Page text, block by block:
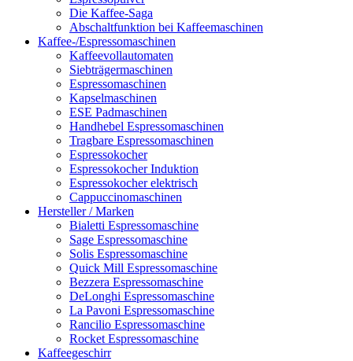
Die Kaffee-Saga
Abschaltfunktion bei Kaffeemaschinen
Kaffee-/Espressomaschinen
Kaffeevollautomaten
Siebträgermaschinen
Espressomaschinen
Kapselmaschinen
ESE Padmaschinen
Handhebel Espressomaschinen
Tragbare Espressomaschinen
Espressokocher
Espressokocher Induktion
Espressokocher elektrisch
Cappuccinomaschinen
Hersteller / Marken
Bialetti Espressomaschine
Sage Espressomaschine
Solis Espressomaschine
Quick Mill Espressomaschine
Bezzera Espressomaschine
DeLonghi Espressomaschine
La Pavoni Espressomaschine
Rancilio Espressomaschine
Rocket Espressomaschine
Kaffeegeschirr